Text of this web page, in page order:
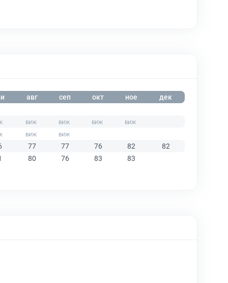
авг сеп окт ное дек
77 77 76 82
82
80 76 83 83